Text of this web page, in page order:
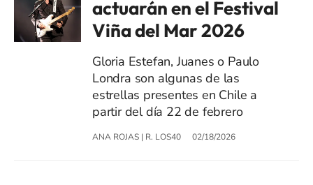
actuarán en el Festival
Viña del Mar 2026
Gloria Estefan, Juanes o Paulo
Londra son algunas de las
estrellas presentes en Chile a
partir del día 22 de febrero
ANA ROJAS | R. LOS40 02/18/2026